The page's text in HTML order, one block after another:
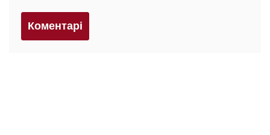
Коментарi